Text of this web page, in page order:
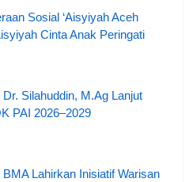
Sosial ‘Aisyiyah Aceh
Cinta Anak Peringati
Silahuddin, M.Ag Lanjut
PAI 2026–2029
Lahirkan Inisiatif Warisan